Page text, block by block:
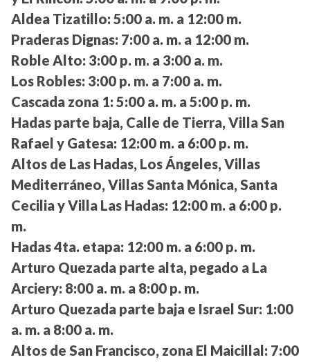
Aldea Tizatillo: 5:00 a. m. a 12:00 m.
Praderas Dignas: 7:00 a. m. a 12:00 m.
Roble Alto: 3:00 p. m. a 3:00 a. m.
Los Robles: 3:00 p. m. a 7:00 a. m.
Cascada zona 1: 5:00 a. m. a 5:00 p. m.
Hadas parte baja, Calle de Tierra, Villa San
Rafael y Gatesa: 12:00 m. a 6:00 p. m.
Altos de Las Hadas, Los Ángeles, Villas
Mediterráneo, Villas Santa Mónica, Santa
Cecilia y Villa Las Hadas: 12:00 m. a 6:00 p.
m.
Hadas 4ta. etapa: 12:00 m. a 6:00 p. m.
Arturo Quezada parte alta, pegado a La
Arciery: 8:00 a. m. a 8:00 p. m.
Arturo Quezada parte baja e Israel Sur: 1:00
a. m. a 8:00 a. m.
Altos de San Francisco, zona El Maicillal: 7:00